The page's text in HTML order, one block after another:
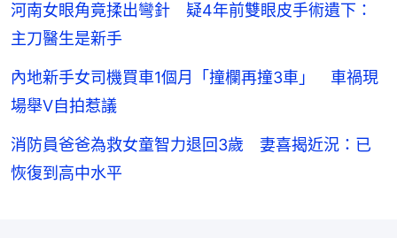
河南女眼角竟揉出彎針 疑4年前雙眼皮手術遺下：
主刀醫生是新手
內地新手女司機買車1個月「撞欄再撞3車」 車禍現
場舉V自拍惹議
消防員爸爸為救女童智力退回3歲 妻喜揭近況：已
恢復到高中水平